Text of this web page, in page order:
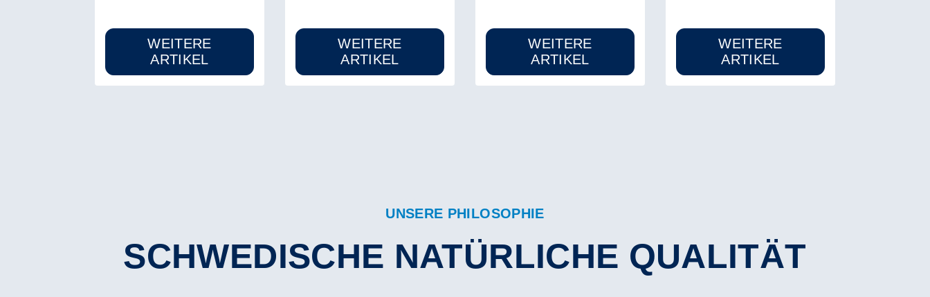
WEITERE
ARTIKEL
WEITERE
ARTIKEL
WEITERE
ARTIKEL
WEITERE
ARTIKEL
UNSERE PHILOSOPHIE
SCHWEDISCHE NATÜRLICHE QUALITÄT